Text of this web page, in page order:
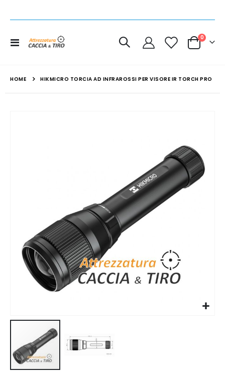
Toggle
Cart
0
HOME HIKMICRO TORCIA AD INFRAROSSI PER VISORE IR TORCH PRO